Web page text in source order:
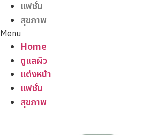
แฟชั่น
สุขภาพ
Menu
Home
ดูแลผิว
แต่งหน้า
แฟชั่น
สุขภาพ